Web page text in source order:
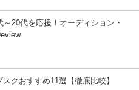
20代を応援！オーディション・
クおすすめ11選【徹底比較】